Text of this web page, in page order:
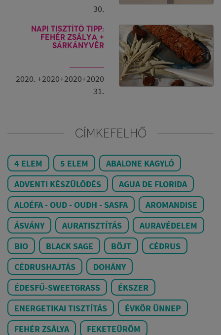
30.
Napi tisztító tipp:
fehér zsálya +
sárkányvér
2020. +2020+2020+2020
31.
CÍMKEFELHŐ
4 ELEM 5 ELEM
ABALONE KAGYLÓ
ADVENTI KÉSZÜLŐDÉS
AGUA DE FLORIDA
ALOÉFA - OUD - OUDH - SASFA
AROMANDISE
ÁSVÁNY
AURATISZTÍTÁS
AURAVÉDELEM
BIO
BLACK SAGE BÖJT
CÉDRUS
CÉDRUSHAJTÁS
DOHÁNY
ÉDESFŰ-SWEETGRASS
ÉKSZER
ENERGETIKAI TISZTÍTÁS
ÉVKÖR ÜNNEP
FEHÉR ZSÁLYA
FEKETEÜRÖM